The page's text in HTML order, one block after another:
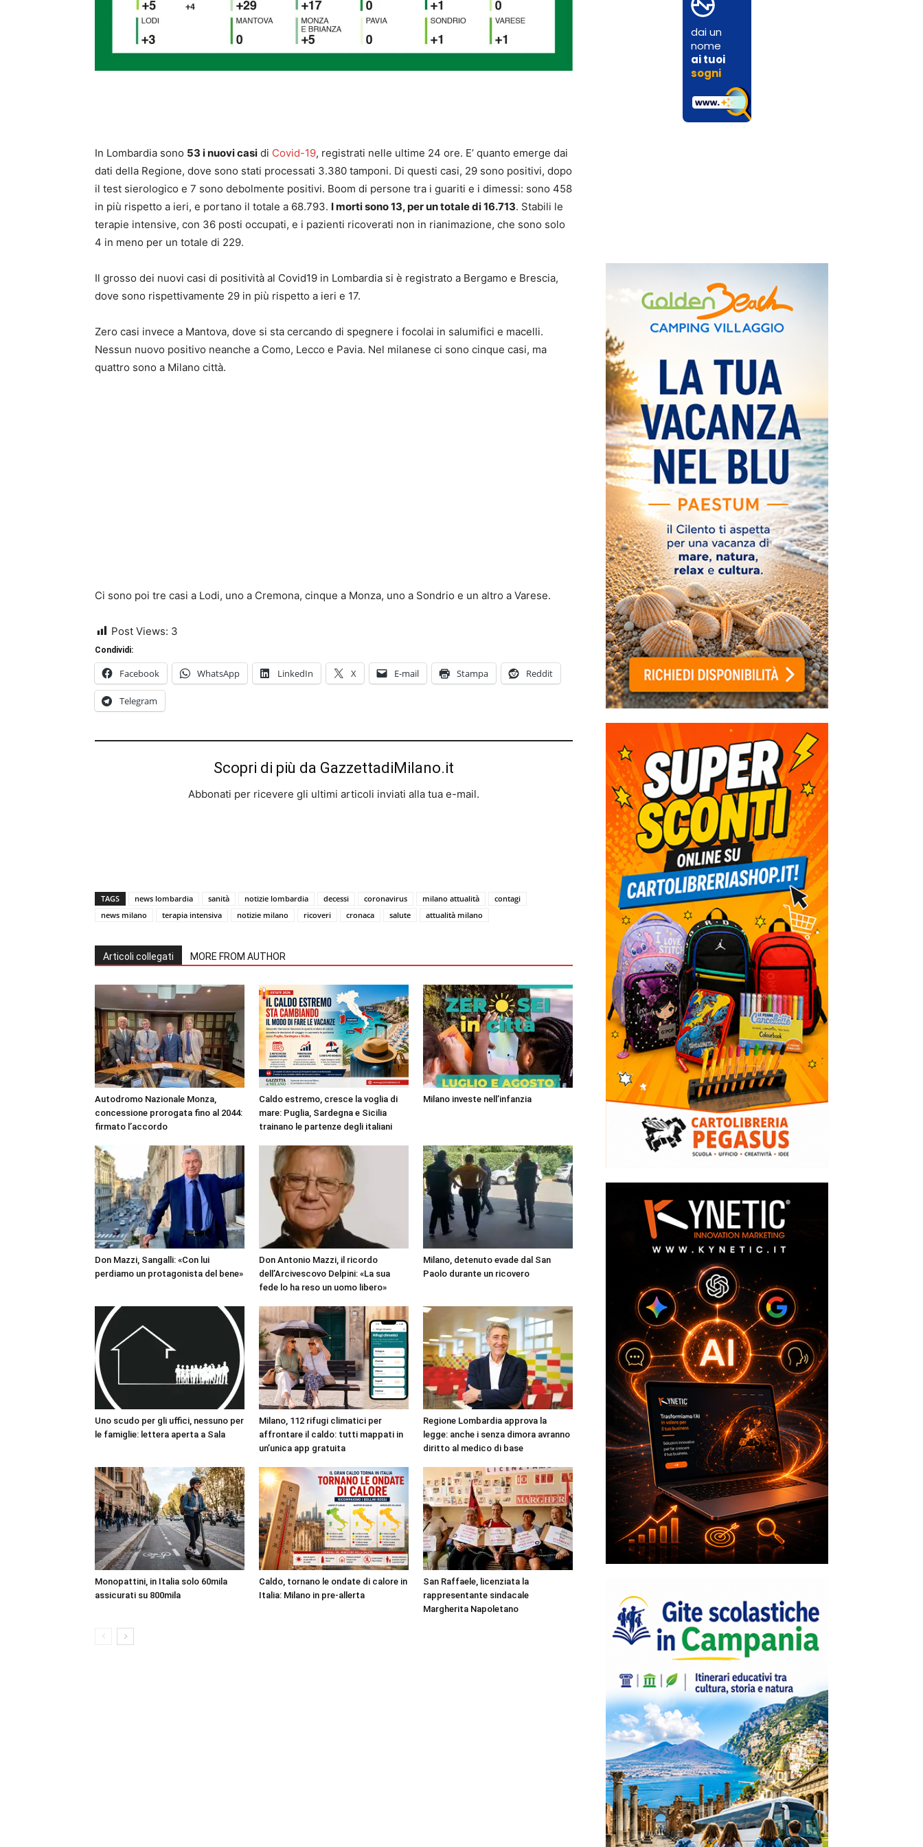
In Lombardia sono 53 i nuovi casi di Covid-19, registrati nelle ultime 24 ore. E’ quanto emerge dai
dati della Regione, dove sono stati processati 3.380 tamponi. Di questi casi, 29 sono positivi, dopo
il test sierologico e 7 sono debolmente positivi. Boom di persone tra i guariti e i dimessi: sono 458
in più rispetto a ieri, e portano il totale a 68.793. I morti sono 13, per un totale di 16.713. Stabili le
terapie intensive, con 36 posti occupati, e i pazienti ricoverati non in rianimazione, che sono solo
4 in meno per un totale di 229.
Il grosso dei nuovi casi di positività al Covid19 in Lombardia si è registrato a Bergamo e Brescia,
dove sono rispettivamente 29 in più rispetto a ieri e 17.
Zero casi invece a Mantova, dove si sta cercando di spegnere i focolai in salumifici e macelli.
Nessun nuovo positivo neanche a Como, Lecco e Pavia. Nel milanese ci sono cinque casi, ma
quattro sono a Milano città.
Ci sono poi tre casi a Lodi, uno a Cremona, cinque a Monza, uno a Sondrio e un altro a Varese.
Post Views: 3
Condividi:
Facebook WhatsApp LinkedIn X E-mail Stampa Reddit
Telegram
Scopri di più da GazzettadiMilano.it
Abbonati per ricevere gli ultimi articoli inviati alla tua e-mail.
TAGS news lombardia sanità notizie lombardia decessi coronavirus milano attualità
contagi
news milano
terapia intensiva notizie milano ricoveri cronaca salute attualità milano
Articoli collegati MORE FROM AUTHOR
Autodromo Nazionale Monza,
concessione prorogata fino al 2044:
firmato l’accordo
Caldo estremo, cresce la voglia di
mare: Puglia, Sardegna e Sicilia
trainano le partenze degli italiani
Milano investe nell’infanzia
Don Mazzi, Sangalli: «Con lui
perdiamo un protagonista del bene»
Don Antonio Mazzi, il ricordo
dell’Arcivescovo Delpini: «La sua
fede lo ha reso un uomo libero»
Milano, detenuto evade dal San
Paolo durante un ricovero
Uno scudo per gli uffici, nessuno per
le famiglie: lettera aperta a Sala
Milano, 112 rifugi climatici per
affrontare il caldo: tutti mappati in
un’unica app gratuita
Regione Lombardia approva la
legge: anche i senza dimora avranno
diritto al medico di base
Monopattini, in Italia solo 60mila
assicurati su 800mila
Caldo, tornano le ondate di calore in
Italia: Milano in pre-allerta
San Raffaele, licenziata la
rappresentante sindacale
Margherita Napoletano